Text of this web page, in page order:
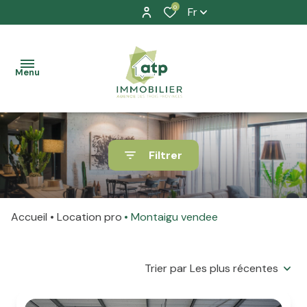
0 Fr
Menu
accueil
nos
biens
à la
location
La
Filtrer
Accueil Location pro Montaigu vendee
Trier par Les plus récentes